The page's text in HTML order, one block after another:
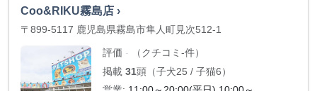
Coo&RIKU霧島店 ›
〒899-5117 鹿児島県霧島市隼人町見次512-1
評価 -
（クチコミ-件）
掲載 31頭（子犬25 / 子猫6）